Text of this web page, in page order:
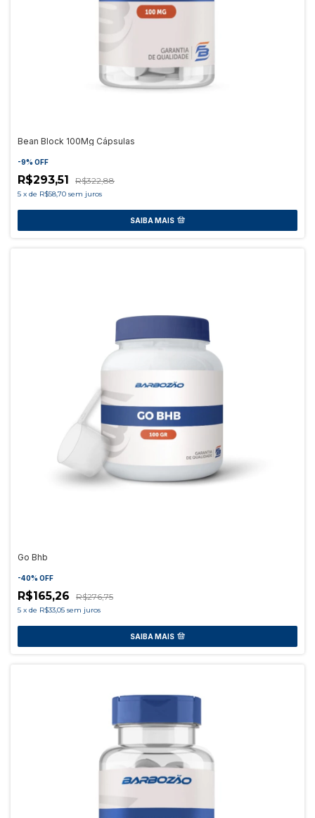
Bean Block 100Mg Cápsulas
-9% OFF
R$293,51 R$322,88
5 x de R$58,70 sem juros
SAIBA MAIS
Go Bhb
-40% OFF
R$165,26 R$276,75
5 x de R$33,05 sem juros
SAIBA MAIS